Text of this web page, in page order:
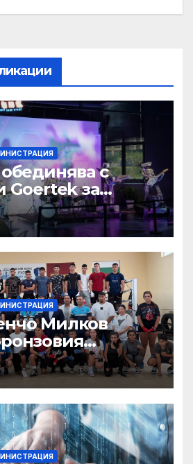
с
Goertek за
на ново AI
· Technode
Милков
Световното по
Росенов